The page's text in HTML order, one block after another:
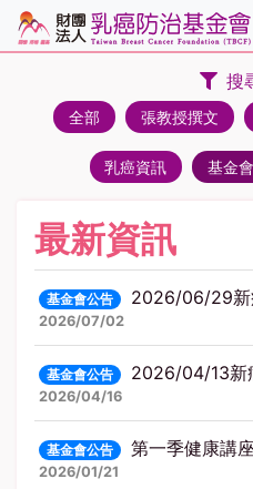
搜
全部 張教授撰文
乳癌資訊 基金
最新資訊
基金會公告 2026/06/29新
2026/07/02
基金會公告 2026/04/13新
2026/04/16
基金會公告 第一季健康講座 免費開放
2026/01/21